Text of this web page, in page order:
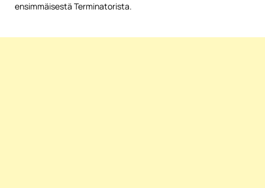
ensimmäisestä Terminatorista.